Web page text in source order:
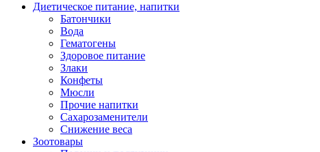
Диетическое питание, напитки
Батончики
Вода
Гематогены
Здоровое питание
Злаки
Конфеты
Мюсли
Прочие напитки
Сахарозаменители
Снижение веса
Зоотовары